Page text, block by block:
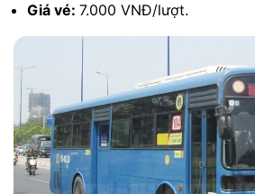
Giá vé: 7.000 VNĐ/lượt.